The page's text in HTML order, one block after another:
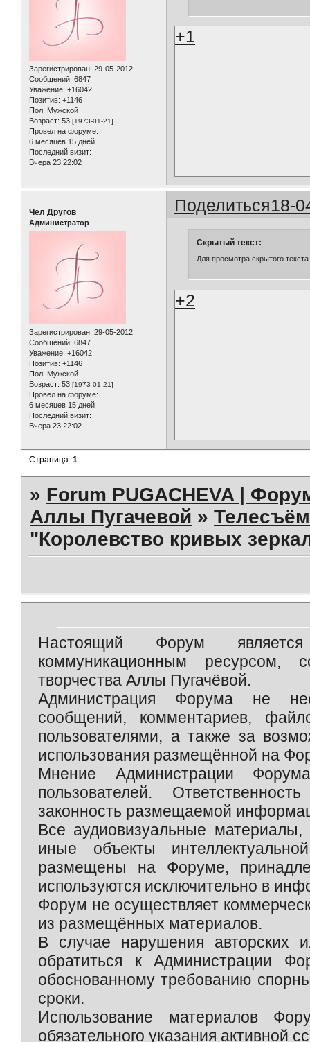
Зарегистрирован: 29-05-2012
Сообщений: 6847
Уважение: +16042
Позитив: +1146
Пол: Мужской
Возраст: 53 [1973-01-21]
Провел на форуме:
6 месяцев 15 дней
Последний визит:
Вчера 23:22:02
+1
Поделиться18-
Чел Другов
Администратор
Зарегистрирован: 29-05-2012
Сообщений: 6847
Уважение: +16042
Позитив: +1146
Пол: Мужской
Возраст: 53 [1973-01-21]
Провел на форуме:
6 месяцев 15 дней
Последний визит:
Вчера 23:22:02
Скрытый текст:
Для просмотра скрытого
+2
Страница:1
» Forum PUGACHEVA |
Аллы Пугачевой »
"Королевство кривых
Настоящий Форум является
коммуникационным ресурсом,
творчества Аллы Пугачёвой.
Администрация Форума не
сообщений, комментариев,
пользователями, а также за
использования размещённой на
Мнение Администрации
пользователей.
законность размещаемой
Все аудиовизуальные
иные объекты
размещены на Форуме,
используются исключительно в
Форум не осуществляет
из размещённых материалов.
В случае нарушения авторских
обратиться к Администрации
обоснованному требованию
сроки.
Использование материалов
обязательного указания активной